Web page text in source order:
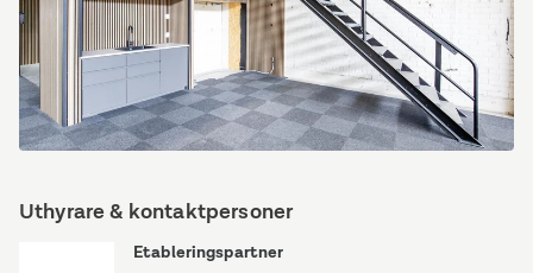
Uthyrare & kontaktpersoner
Etableringspartner